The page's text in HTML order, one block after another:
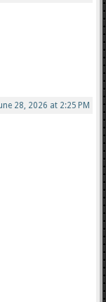
28, 2026 at 2:25 PM